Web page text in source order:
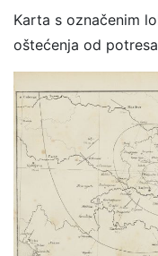
Karta s označenim
oštećenja od potresa